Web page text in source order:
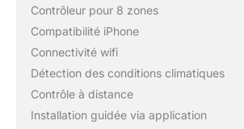
technologie
apprentissage
Contrôleur pour 8 zones
Compatibilité iPhone
Connectivité wifi
Détection des conditions climatiques
Contrôle à distance
Installation guidée via application